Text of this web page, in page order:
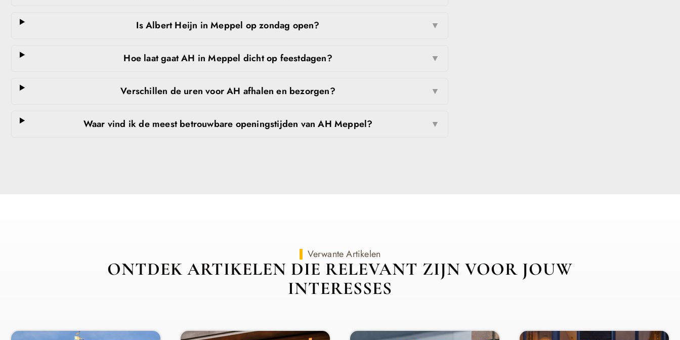
Is Albert Heijn in Meppel op zondag open? ▼
Hoe laat gaat AH in Meppel dicht op feestdagen? ▼
Verschillen de uren voor AH afhalen en bezorgen? ▼
Waar vind ik de meest betrouwbare openingstijden van AH Meppel? ▼
Verwante Artikelen
ONTDEK ARTIKELEN DIE RELEVANT ZIJN VOOR JOUW
INTERESSES